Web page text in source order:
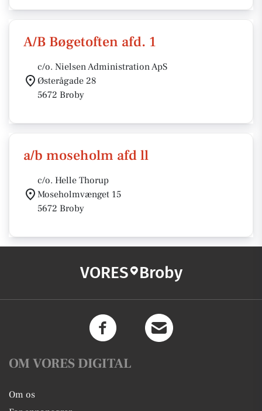
A/B Bøgetoften afd. 1
c/o. Nielsen Administration ApS
Østerågade 28
5672 Broby
a/b moseholm afd ll
c/o. Helle Thorup
Moseholmvænget 15
5672 Broby
VORES Broby
OM VORES DIGITAL
Om os